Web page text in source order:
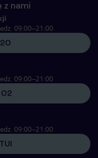
z nami
09:00–21:00
09:00–21:00
09:00–21:00